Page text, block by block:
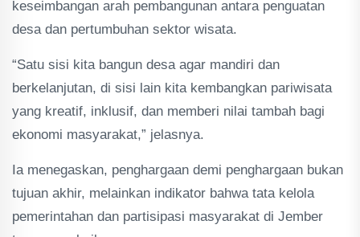
keseimbangan arah pembangunan antara penguatan
desa dan pertumbuhan sektor wisata.
“Satu sisi kita bangun desa agar mandiri dan
berkelanjutan, di sisi lain kita kembangkan pariwisata
yang kreatif, inklusif, dan memberi nilai tambah bagi
ekonomi masyarakat,” jelasnya.
Ia menegaskan, penghargaan demi penghargaan bukan
tujuan akhir, melainkan indikator bahwa tata kelola
pemerintahan dan partisipasi masyarakat di Jember